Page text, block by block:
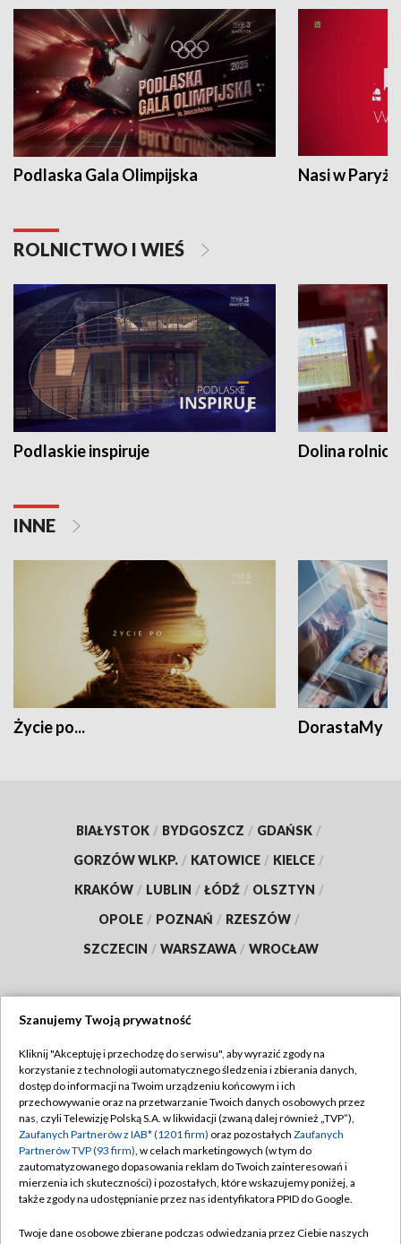
Podlaska Gala Olimpijska Nasi w Paryżu
ROLNICTWO I WIEŚ
Podlaskie inspiruje Dolina
INNE
Życie po... DorastaMy
BIAŁYSTOK / BYDGOSZCZ / GDAŃSK /
GORZÓW WLKP. / KATOWICE / KIELCE /
KRAKÓW / LUBLIN / ŁÓDŹ / OLSZTYN /
OPOLE / POZNAŃ / RZESZÓW /
SZCZECIN / WARSZAWA / WROCŁAW
TVP
Abonament TVP
Emisja w TVP
Centrum informacji TVP
Naziemna Telewizja Cyfrowa
Regulamin TVP
Polityka prywatności
Moje zgody
Pomoc
Szanujemy Twoją prywatność
Kliknij "Akceptuję i przechodzę do serwisu", aby wyrazić zgody na
korzystanie z technologii automatycznego śledzenia i zbierania danych,
dostęp do informacji na Twoim urządzeniu końcowym i ich
przechowywanie oraz na przetwarzanie Twoich danych osobowych przez
nas, czyli Telewizję Polską S.A. w likwidacji (zwaną dalej również „TVP”),
Zaufanych Partnerów z IAB* (1201 firm) oraz pozostałych Zaufanych
Partnerów TVP (93 firm), w celach marketingowych (w tym do
zautomatyzowanego dopasowania reklam do Twoich zainteresowań i
mierzenia ich skuteczności) i pozostałych, które wskazujemy poniżej, a
także zgody na udostępnianie przez nas identyfikatora PPID do Google.
Twoje dane osobowe zbierane podczas odwiedzania przez Ciebie naszych